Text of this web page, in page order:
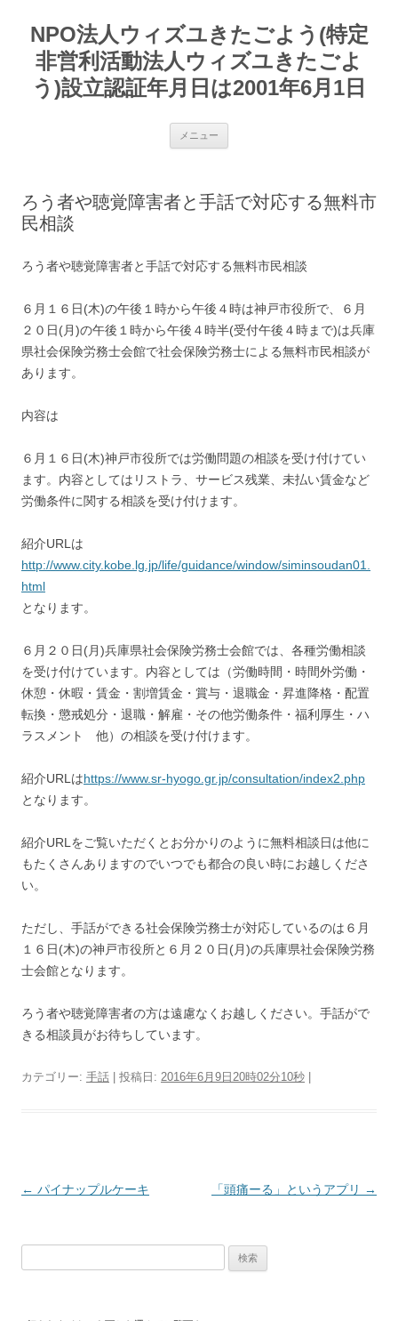
テ
ンNPO法人ウィズユきたごよう(特定
非営利活動法人ウィズユきたごよ
う)設立認証年月日は2001年6月1日
メニュー
ろう者や聴覚障害者と手話で対応する無料市
民相談
ろう者や聴覚障害者と手話で対応する無料市民相談
６月１６日(木)の午後１時から午後４時は神戸市役所で、６月
２０日(月)の午後１時から午後４時半(受付午後４時まで)は兵庫
県社会保険労務士会館で社会保険労務士による無料市民相談が
あります。
内容は
６月１６日(木)神戸市役所では労働問題の相談を受け付けてい
ます。内容としてはリストラ、サービス残業、未払い賃金など
労働条件に関する相談を受け付けます。
紹介URLは
http://www.city.kobe.lg.jp/life/guidance/window/siminsoudan01.
html
となります。
６月２０日(月)兵庫県社会保険労務士会館では、各種労働相談
を受け付けています。内容としては（労働時間・時間外労働・
休憩・休暇・賃金・割増賃金・賞与・退職金・昇進降格・配置
転換・懲戒処分・退職・解雇・その他労働条件・福利厚生・ハ
ラスメント 他）の相談を受け付けます。
紹介URLはhttps://www.sr-hyogo.gr.jp/consultation/index2.php
となります。
紹介URLをご覧いただくとお分かりのように無料相談日は他に
もたくさんありますのでいつでも都合の良い時にお越しくださ
い。
ただし、手話ができる社会保険労務士が対応しているのは６月
１６日(木)の神戸市役所と６月２０日(月)の兵庫県社会保険労務
士会館となります。
ろう者や聴覚障害者の方は遠慮なくお越しください。手話がで
きる相談員がお待ちしています。
カテゴリー: 手話 | 投稿日: 2016年6月9日20時02分10秒
投
← パイナップルケーキ 「頭痛ーる」というアプリ →